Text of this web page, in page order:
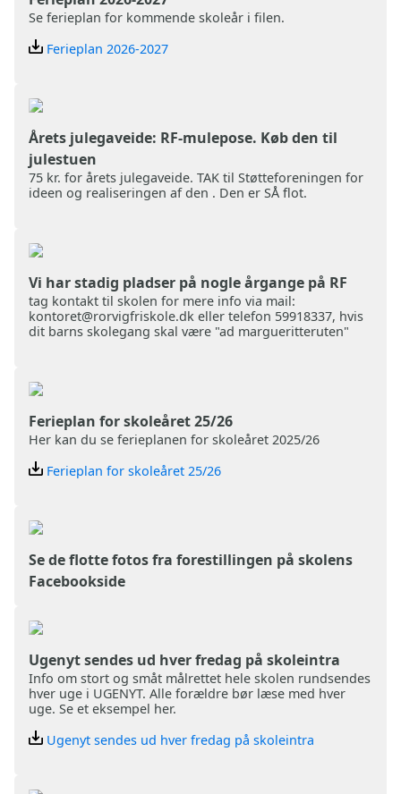
Se ferieplan for kommende skoleår i filen.
Ferieplan 2026-2027
Årets julegaveide: RF-mulepose. Køb den til
julestuen
75 kr. for årets julegaveide. TAK til Støtteforeningen for
ideen og realiseringen af den . Den er SÅ flot.
Vi har stadig pladser på nogle årgange på RF
tag kontakt til skolen for mere info via mail:
kontoret@rorvigfriskole.dk eller telefon 59918337, hvis
dit barns skolegang skal være "ad margueritteruten"
Ferieplan for skoleåret 25/26
Her kan du se ferieplanen for skoleåret 2025/26
Ferieplan for skoleåret 25/26
Se de flotte fotos fra forestillingen på skolens
Facebookside
Ugenyt sendes ud hver fredag på skoleintra
Info om stort og småt målrettet hele skolen rundsendes
hver uge i UGENYT. Alle forældre bør læse med hver
uge. Se et eksempel her.
Ugenyt sendes ud hver fredag på skoleintra